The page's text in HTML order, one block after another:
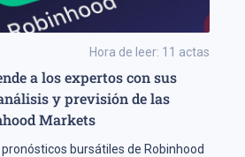
Hora de leer: 11 actas
a los expertos con sus
y previsión de las
Markets
bursátiles de Robinhood